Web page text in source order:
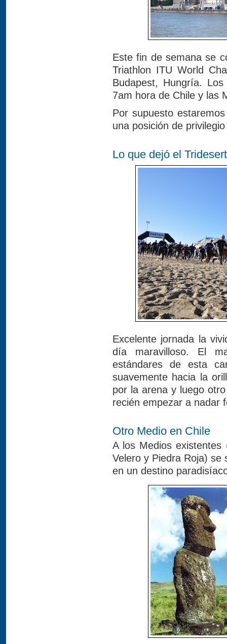
Este fin de semana se
Triathlon ITU World
Budapest, Hungría.
7am hora de Chile y las
Por supuesto
una posición de
Lo que dejó el
Excelente jornada la
día maravilloso. El
estándares de esta
suavemente hacia la
por la arena y luego
recién empezar a nadar
Otro Medio en Chile
A los Medios existentes
Velero y Piedra Roja) se
en un destino